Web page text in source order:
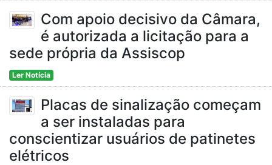
Com apoio decisivo da Câmara,
é autorizada a licitação para a
sede própria da Assiscop
Ler Notícia
Placas de sinalização começam
a ser instaladas para
conscientizar usuários de patinetes
elétricos